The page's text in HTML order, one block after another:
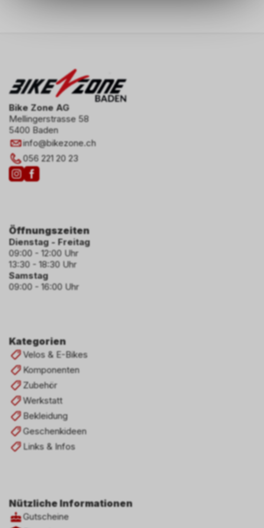
Bike Zone AG
Mellingerstrasse 58
5400 Baden
info@bikezone.ch
056 221 20 23
Kategorien
Velos & E-Bikes
Komponenten
Zubehör
Werkstatt
Bekleidung
Geschenkideen
Links & Infos
Nützliche Informationen
Gutscheine
Öffnungszeiten
Dienstag - Freitag
09:00 - 12:00 Uhr
13:30 - 18:30 Uhr
Samstag
09:00 - 16:00 Uhr